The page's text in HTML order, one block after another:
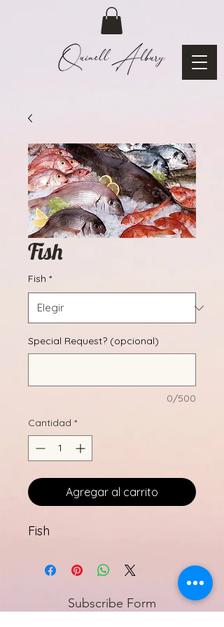
Fish
Fish *
Special Request? (opcional)
0/500
Cantidad *
Agregar al carrito
Fish
Subscribe Form